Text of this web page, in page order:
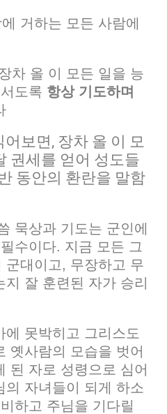
거하는 모든 사람에
차 올 이 모든 일을 능
도록 항상 기도하며
어보면, 장차 올 이 모
권세를 얻어 성도들
동안의 환란을 말함
묵상과 기도는 군인에
수이다. 지금 모든 그
군대이고, 무장하고 무
잘 훈련된 자가 승리
못박히고 그리스도
옛사람의 모습을 벗어
된 자로 성령으로 심어
의 자녀들이 되게 하소
하고 주님을 기다릴